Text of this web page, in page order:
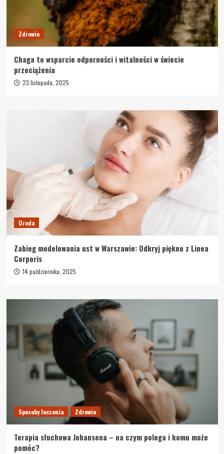
Zdrowie
Chaga to wsparcie odporności i witalności w świecie
przeciążenia
23 listopada, 2025
Uroda
Zabieg modelowania ust w Warszawie: Odkryj piękno z Linea
Corporis
14 października, 2025
Sposoby leczenia Zdrowie
Terapia słuchowa Johansena – na czym polega i komu może
pomóc?